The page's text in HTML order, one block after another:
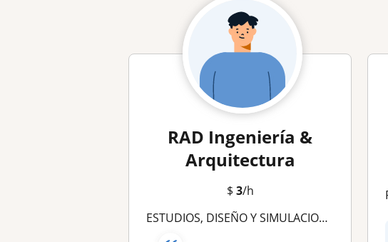
RAD Ingeniería &
Arquitectura
$ 3/h
ESTUDIOS, DISEÑO Y SIMULACIONES DE PROYECTOS ELECTRICOS, CIVILES & MECANICOS